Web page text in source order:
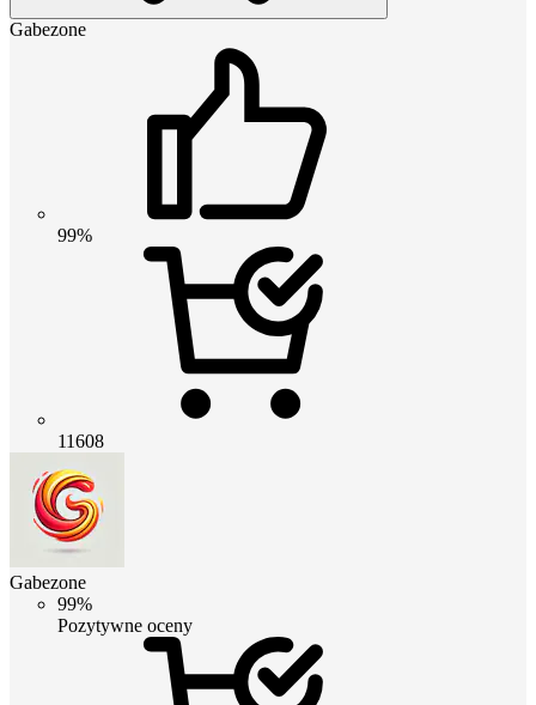
Gabezone
99%
11608
Gabezone
99%
Pozytywne oceny